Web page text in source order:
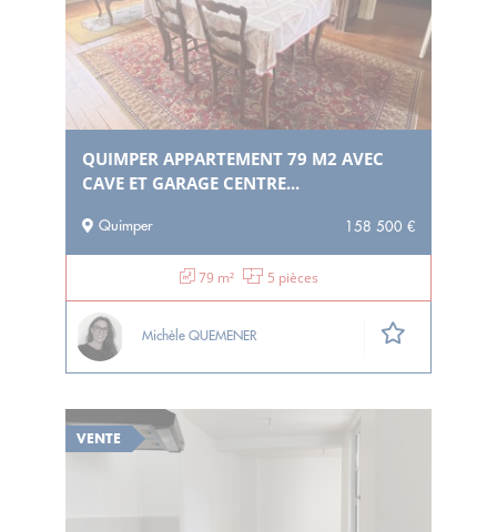
QUIMPER APPARTEMENT 79 M2 AVEC
CAVE ET GARAGE CENTRE...
Quimper 158 500 €
79 m² 5 pièces
Michèle QUEMENER
VENTE